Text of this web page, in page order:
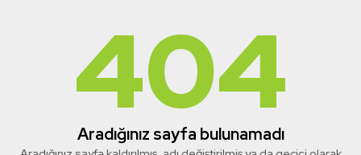
404
Aradığınız sayfa bulunamadı